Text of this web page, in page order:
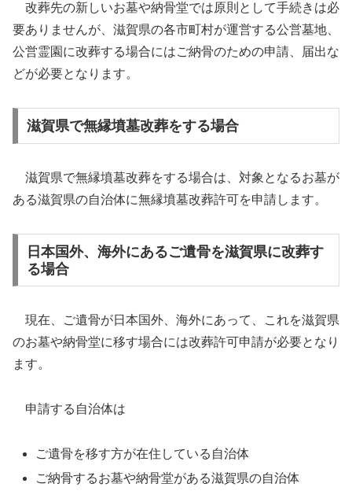
改葬先の新しいお墓や納骨堂では原則として手続きは必
要ありませんが、滋賀県の各市町村が運営する公営墓地、
公営霊園に改葬する場合にはご納骨のための申請、届出な
どが必要となります。
滋賀県で無縁墳墓改葬をする場合
滋賀県で無縁墳墓改葬をする場合は、対象となるお墓が
ある滋賀県の自治体に無縁墳墓改葬許可を申請します。
日本国外、海外にあるご遺骨を滋賀県に改葬す
る場合
現在、ご遺骨が日本国外、海外にあって、これを滋賀県
のお墓や納骨堂に移す場合には改葬許可申請が必要となり
ます。
申請する自治体は
ご遺骨を移す方が在住している自治体
ご納骨するお墓や納骨堂がある滋賀県の自治体